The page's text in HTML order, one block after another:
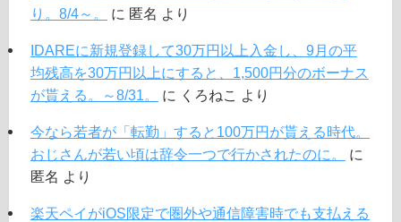
り。8/4～。
に 匿名 より
IDAREに新規登録して30万円以上入金し、9月の平
均残高を30万円以上にすると、1,500円分のボーナス
が貰える。～8/31。
に くろねこ より
今なら若者が「転勤」すると100万円が貰える時代。
おじさんが若い頃は辞令一つで行かされたのに。
に
匿名 より
楽天ペイがiOS限定で圏外や通信障害時でも支払える